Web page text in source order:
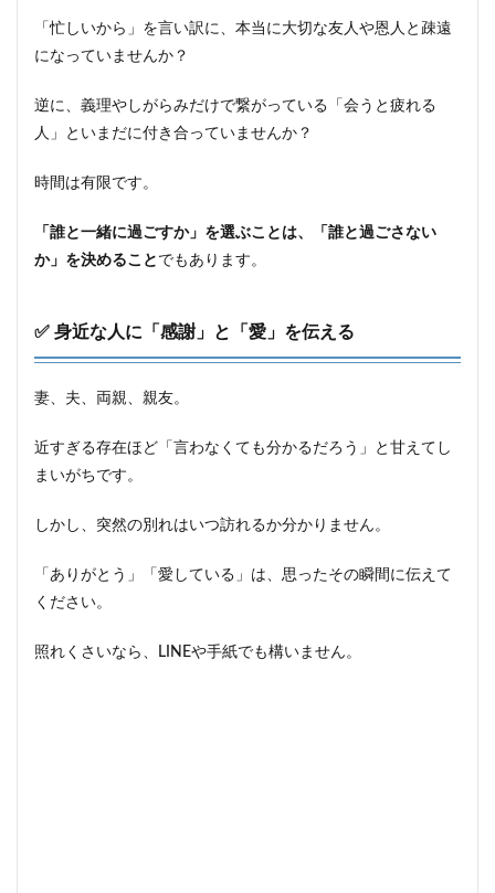
「忙しいから」を言い訳に、本当に大切な友人や恩人と疎遠
になっていませんか？
逆に、義理やしがらみだけで繋がっている「会うと疲れる
人」といまだに付き合っていませんか？
時間は有限です。
「誰と一緒に過ごすか」を選ぶことは、「誰と過ごさない
か」を決めること でもあります。
✅ 身近な人に「感謝」と「愛」を伝える
妻、夫、両親、親友。
近すぎる存在ほど「言わなくても分かるだろう」と甘えてし
まいがちです。
しかし、突然の別れはいつ訪れるか分かりません。
「ありがとう」「愛している」は、思ったその瞬間に伝えて
ください。
照れくさいなら、LINEや手紙でも構いません。